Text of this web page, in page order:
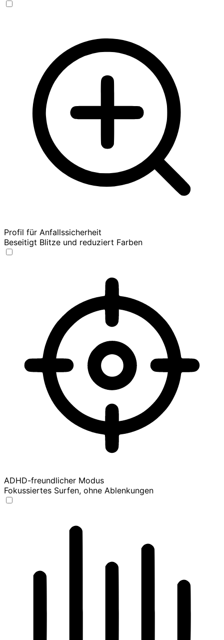
Profil für Anfallssicherheit
Beseitigt Blitze und reduziert Farben
ADHD-freundlicher Modus
Fokussiertes Surfen, ohne Ablenkungen